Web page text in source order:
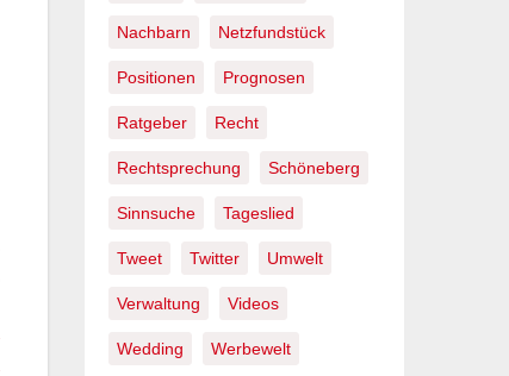
Nachbarn Netzfundstück
Positionen Prognosen
Ratgeber Recht
Rechtsprechung Schöneberg
Sinnsuche Tageslied
Tweet Twitter Umwelt
Verwaltung Videos
Wedding Werbewelt